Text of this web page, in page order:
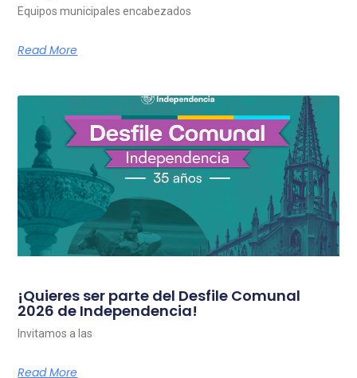
Equipos municipales encabezados
Read More
¡Quieres ser parte del Desfile Comunal
2026 de Independencia!
Invitamos a las
Read More